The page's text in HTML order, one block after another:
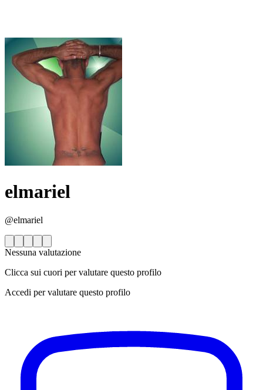
elmariel
@elmariel
Nessuna valutazione
Clicca sui cuori per valutare questo profilo
Accedi per valutare questo profilo